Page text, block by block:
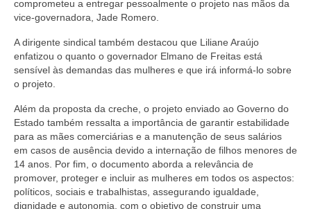
comprometeu a entregar pessoalmente o projeto nas mãos da
vice-governadora, Jade Romero.
A dirigente sindical também destacou que Liliane Araújo
enfatizou o quanto o governador Elmano de Freitas está
sensível às demandas das mulheres e que irá informá-lo sobre
o projeto.
Além da proposta da creche, o projeto enviado ao Governo do
Estado também ressalta a importância de garantir estabilidade
para as mães comerciárias e a manutenção de seus salários
em casos de ausência devido a internação de filhos menores de
14 anos. Por fim, o documento aborda a relevância de
promover, proteger e incluir as mulheres em todos os aspectos:
políticos, sociais e trabalhistas, assegurando igualdade,
dignidade e autonomia, com o objetivo de construir uma